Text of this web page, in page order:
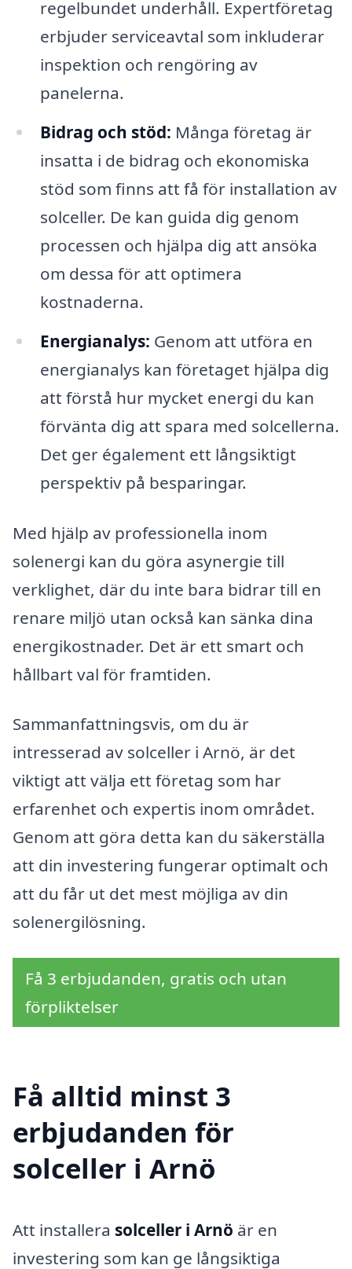
regelbundet underhåll. Expertföretag
erbjuder serviceavtal som inkluderar
inspektion och rengöring av
panelerna.
Bidrag och stöd: Många företag är
insatta i de bidrag och ekonomiska
stöd som finns att få för installation av
solceller. De kan guida dig genom
processen och hjälpa dig att ansöka
om dessa för att optimera
kostnaderna.
Energianalys: Genom att utföra en
energianalys kan företaget hjälpa dig
att förstå hur mycket energi du kan
förvänta dig att spara med solcellerna.
Det ger également ett långsiktigt
perspektiv på besparingar.
Med hjälp av professionella inom
solenergi kan du göra asynergie till
verklighet, där du inte bara bidrar till en
renare miljö utan också kan sänka dina
energikostnader. Det är ett smart och
hållbart val för framtiden.
Sammanfattningsvis, om du är
intresserad av solceller i Arnö, är det
viktigt att välja ett företag som har
erfarenhet och expertis inom området.
Genom att göra detta kan du säkerställa
att din investering fungerar optimalt och
att du får ut det mest möjliga av din
solenergilösning.
Få 3 erbjudanden, gratis och utan
förpliktelser
Få alltid minst 3
erbjudanden för
solceller i Arnö
Att installera solceller i Arnö är en
investering som kan ge långsiktiga